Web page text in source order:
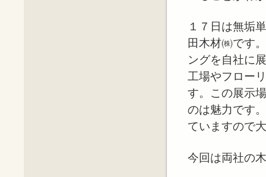
１７日は無垢
田木材㈱です
ングを自社に
工場やフロー
す。この展示
のは魅力です
ていますので
今回は両社の